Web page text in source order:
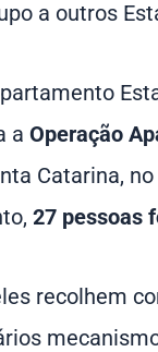
a outros
a Operação
Catarina,
27 pessoas
recolhem